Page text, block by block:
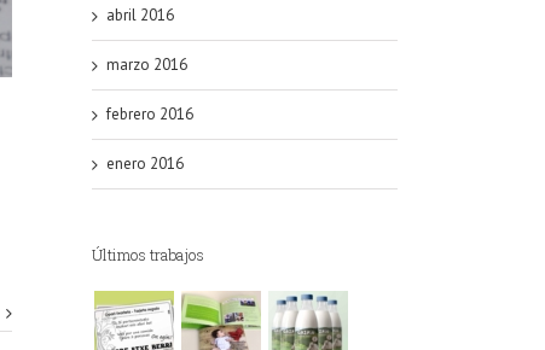
abril 2016
marzo 2016
febrero 2016
enero 2016
Últimos trabajos